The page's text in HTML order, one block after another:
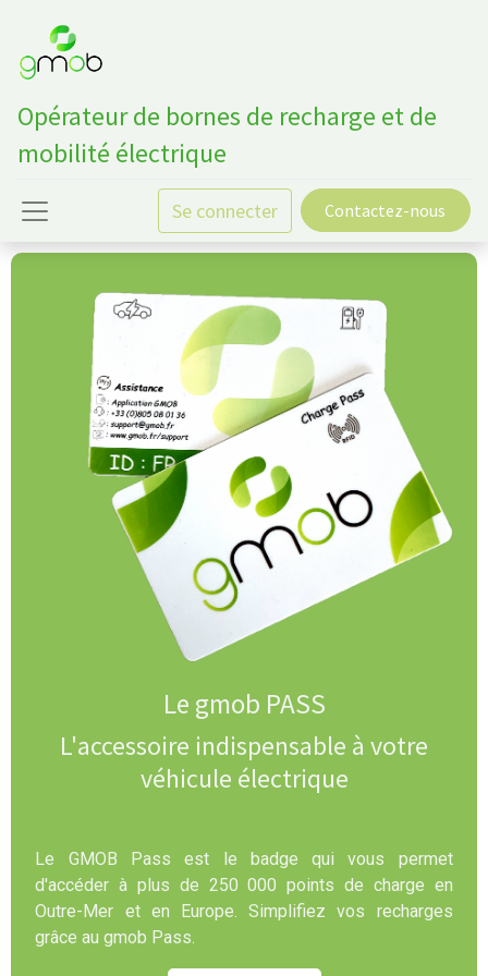
Opérateur de bornes de recharge et de
mobilité électrique
Se connecter Contactez-nous
Le gmob PASS
L'accessoire indispensable à votre
véhicule électrique
Le GMOB Pass est le badge qui vous permet
d'accéder à plus de 250 000 points de charge en
Outre-Mer et en Europe. Simplifiez vos recharges
grâce au gmob Pass.